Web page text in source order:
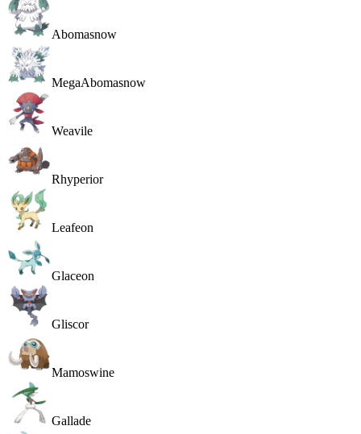
Abomasnow
MegaAbomasnow
Weavile
Rhyperior
Leafeon
Glaceon
Gliscor
Mamoswine
Gallade